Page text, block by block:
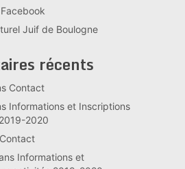
Juif de Boulogne
récents
Contact
Informations et Inscriptions
2020
Contact
Informations et